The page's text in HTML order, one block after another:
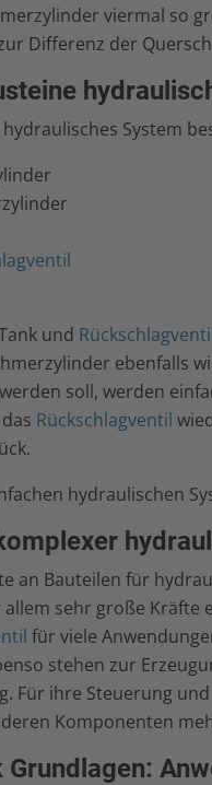
viermal so
Differenz der
System
und
ebenfalls
soll, werden
Rückschlagventil
hydraulischen
an Bauteilen für
sehr große
für viele
stehen zur
Für ihre Steuerung
Komponenten
Grundlagen: